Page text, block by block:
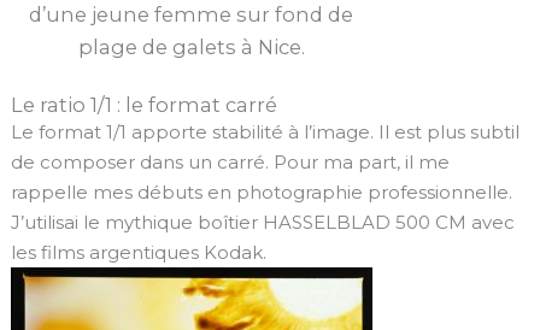
d’une jeune femme sur fond de
plage de galets à Nice.
Le ratio 1/1 : le format carré
Le format 1/1 apporte stabilité à l’image. Il est plus subtil
de composer dans un carré. Pour ma part, il me
rappelle mes débuts en photographie professionnelle.
J’utilisai le mythique boîtier HASSELBLAD 500 CM avec
les films argentiques Kodak.